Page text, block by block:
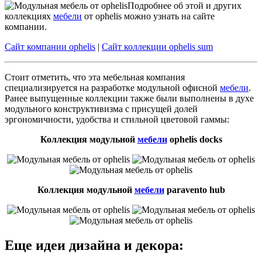
Подробнее об этой и других
коллекциях мебели от ophelis можно узнать на сайте
компании.
Сайт компании ophelis | Сайт коллекции ophelis sum
Стоит отметить, что эта мебельная компания
специализируется на разработке модульной офисной мебели.
Ранее выпущенные коллекции также были выполнены в духе
модульного конструктивизма с присущей долей
эргономичности, удобства и стильной цветовой гаммы:
Коллекция модульной мебелиophelis docks
Коллекция модульной мебелиparavento hub
Еще идеи дизайна и декора: